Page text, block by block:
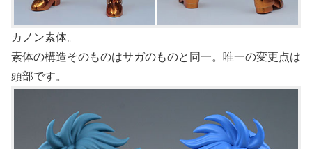
カノン素体。
素体の構造そのものはサガのものと同一。唯一の変更点は
頭部です。